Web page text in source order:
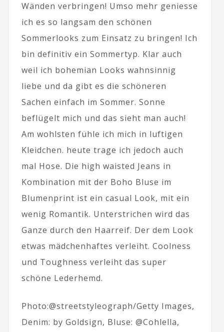
Wänden verbringen! Umso mehr geniesse
ich es so langsam den schönen
Sommerlooks zum Einsatz zu bringen! Ich
bin definitiv ein Sommertyp. Klar auch
weil ich bohemian Looks wahnsinnig
liebe und da gibt es die schöneren
Sachen einfach im Sommer. Sonne
beflügelt mich und das sieht man auch!
Am wohlsten fühle ich mich in luftigen
Kleidchen. heute trage ich jedoch auch
mal Hose. Die high waisted Jeans in
Kombination mit der Boho Bluse im
Blumenprint ist ein casual Look, mit ein
wenig Romantik. Unterstrichen wird das
Ganze durch den Haarreif. Der dem Look
etwas mädchenhaftes verleiht. Coolness
und Toughness verleiht das super
schöne Lederhemd.
Photo:@streetstyleograph/Getty Images,
Denim: by Goldsign, Bluse: @Cohlella,